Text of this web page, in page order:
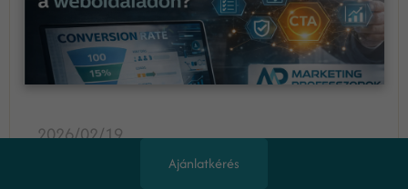
2026/02/19
A weboldal forgalma nem egyenlő az üzleti
Ajánlatkérés